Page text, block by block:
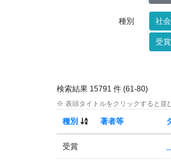
種別 研社
受賞
検索結果 15791 件 (61-80)
※ 表頭タイトルをクリックすると並
種別 著者等
受賞